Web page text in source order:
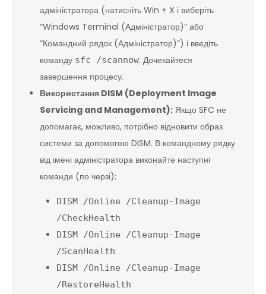
адміністратора (натисніть Win + X і виберіть
“Windows Terminal (Адміністратор)” або
“Командний рядок (Адміністратор)”) і введіть
команду sfc /scannow. Дочекайтеся
завершення процесу.
Використання DISM (Deployment Image
Servicing and Management): Якщо SFC не
допомагає, можливо, потрібно відновити образ
системи за допомогою DISM. В командному рядку
від імені адміністратора виконайте наступні
команди (по черзі):
DISM /Online /Cleanup-Image
/CheckHealth
DISM /Online /Cleanup-Image
/ScanHealth
DISM /Online /Cleanup-Image
/RestoreHealth